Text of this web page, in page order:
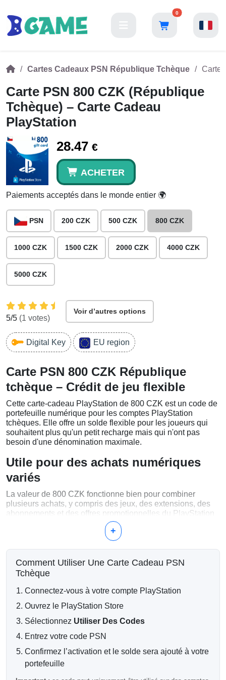
0
Cartes Cadeaux PSN République Tchèque Carte
Carte PSN 800 CZK (République
Tchèque) – Carte Cadeau
PlayStation
28.47 €
ACHETER
Paiements acceptés dans le monde entier 🌍
PSN 200 CZK 500 CZK 800 CZK
1000 CZK 1500 CZK 2000 CZK 4000 CZK
5000 CZK
5/5 (1 votes)
Voir d’autres options
Digital Key EU region
Carte PSN 800 CZK République
tchèque – Crédit de jeu flexible
Cette carte-cadeau PlayStation de 800 CZK est un code de
portefeuille numérique pour les comptes PlayStation
tchèques. Elle offre un solde flexible pour les joueurs qui
souhaitent plus qu'un petit recharge mais qui n'ont pas
besoin d'une dénomination maximale.
Utile pour des achats numériques
variés
La valeur de 800 CZK fonctionne bien pour combiner
plusieurs achats, y compris des jeux, des extensions, des
abonnements et des offres promotionnelles du PlayStation
Utilisez votre solde de 800 CZK pour
Jeux PlayStation numériques
Packs d'expansion et bundles DLC
Achats PlayStation Plus
Monnaie en jeu et articles premium
Pourquoi choisir cette dénomination
800 CZK offre aux utilisateurs PSN tchèques un solde utile
de gamme intermédiaire qui peut couvrir plusieurs petits
achats ou contribuer à une commande numérique plus
+
Comment Utiliser Une Carte Cadeau PSN
Tchèque
Connectez-vous à votre compte PlayStation
Ouvrez le PlayStation Store
Sélectionnez Utiliser Des Codes
Entrez votre code PSN
Confirmez l’activation et le solde sera ajouté à votre
portefeuille